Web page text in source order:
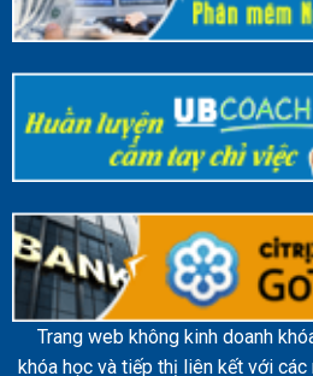
Trang web không kinh doanh
khóa học và tiếp thị liên kết với các